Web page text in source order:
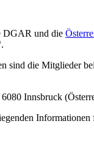
DGAR und die
sind die Mitglieder
Innsbruck